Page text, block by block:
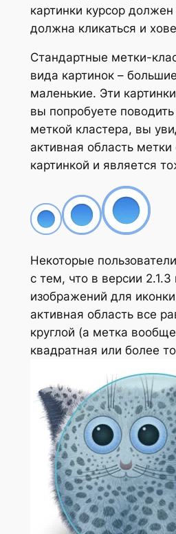
картинки курсор
должна кликаться и
Стандартные метки-
вида картинок –
маленькие. Эти
вы попробуете
меткой кластера, вы
активная область метки
картинкой и является
Некоторые
с тем, что в версии
изображений для
активная область все
круглой (а метка
квадратная или более